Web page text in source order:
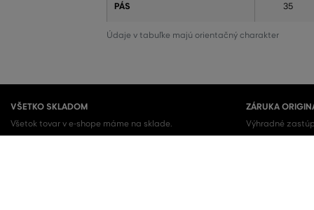
Údaje v tabuľke majú orientačný charakter
PÁS 35
VŠETKO SKLADOM
Všetok tovar v e-shope máme na sklade.
ZÁRUKA
Výhradné